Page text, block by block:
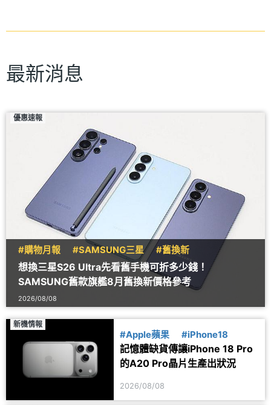
最新消息
優惠速報
#購物月報 #SAMSUNG三星 #舊換新
想換三星S26 Ultra先看舊手機可折多少錢！
SAMSUNG舊款旗艦8月舊換新價格參考
2026/08/08
新機情報
#Apple蘋果 #iPhone18
記憶體缺貨傳讓iPhone 18 Pro
的A20 Pro晶片生產出狀況
2026/08/08